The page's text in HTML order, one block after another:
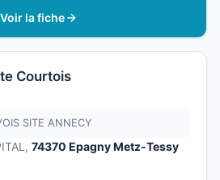
Voir la fiche
Courtois
SITE ANNECY
74370 Epagny Metz-Tessy